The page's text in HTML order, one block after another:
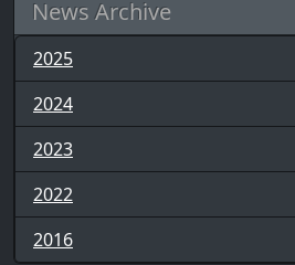
News Archive
2025
2024
2023
2022
2016